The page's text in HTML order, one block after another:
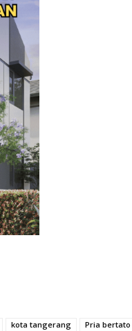
kota tangerang
Pria bertato